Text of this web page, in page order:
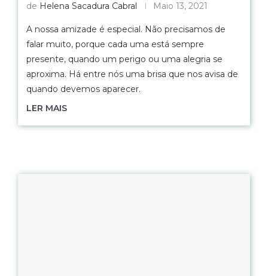
de Helena Sacadura Cabral Maio 13, 2021
A nossa amizade é especial. Não precisamos de
falar muito, porque cada uma está sempre
presente, quando um perigo ou uma alegria se
aproxima. Há entre nós uma brisa que nos avisa de
quando devemos aparecer.
LER MAIS